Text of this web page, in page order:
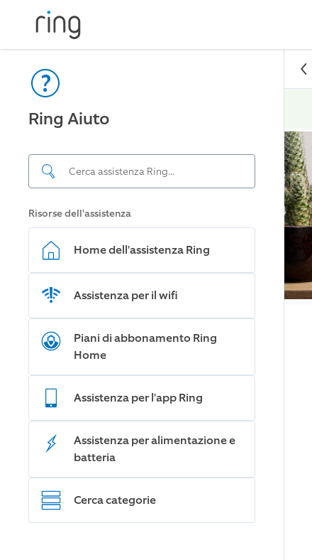
Ring Aiuto
Risorse dell'assistenza
Home dell'assistenza Ring
Assistenza per il wifi
Piani di abbonamento Ring
Home
Assistenza per l'app Ring
Assistenza per alimentazione e
batteria
Cerca categorie